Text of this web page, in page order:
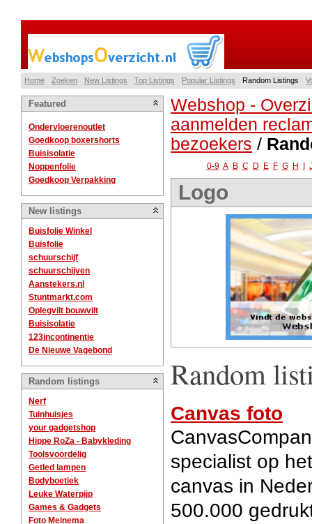
Home Zoeken New Listings Top Listings Popular Listings Random Listings
Featured
Ondervloerenoutlet
Goedkoop boxershorts
Buisisolatie
Noppenfolie
Goedkoop Verpakking
New listings
Buisfolie Winkel
Buisfolie
schuurschijf
schuurschijven
Aanstekers.nl
Stuntmarkt.com
Oplegvilt bouwvilt
Buisisolatie
123incontinentie
De Nieuwe Vagebond
Random listings
Nerf
Tuinhuisjes
your gadgetshop
Hippe RoZa - Babykleding
Toolsvoordelig
Getled lampen
Bodyboetiek
Leuke Waterpijp
Games & Gadgets
Foto Meinema
Webshop -
aanmelden
bezoekers /
0-9 A B C D E F G H
Logo
Random
Canvas foto
specialist op
canvas in
500.000